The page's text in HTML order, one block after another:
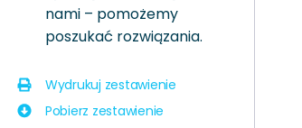
nami – pomożemy
poszukać rozwiązania.
Wydrukuj zestawienie
Pobierz zestawienie